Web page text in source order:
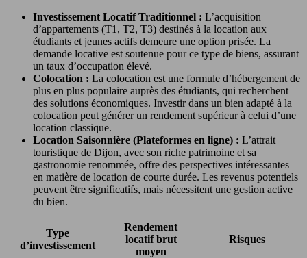
Investissement Locatif Traditionnel : L’acquisition
d’appartements (T1, T2, T3) destinés à la location aux
étudiants et jeunes actifs demeure une option prisée. La
demande locative est soutenue pour ce type de biens, assurant
un taux d’occupation élevé.
Colocation : La colocation est une formule d’hébergement de
plus en plus populaire auprès des étudiants, qui recherchent
des solutions économiques. Investir dans un bien adapté à la
colocation peut générer un rendement supérieur à celui d’une
location classique.
Location Saisonnière (Plateformes en ligne) : L’attrait
touristique de Dijon, avec son riche patrimoine et sa
gastronomie renommée, offre des perspectives intéressantes
en matière de location de courte durée. Les revenus potentiels
peuvent être significatifs, mais nécessitent une gestion active
du bien.
Type
d’investissement
Rendement
locatif brut
moyen
Risques